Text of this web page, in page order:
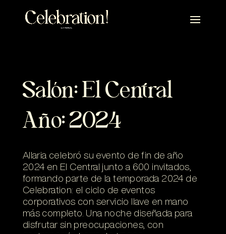
Salón: El Central
Año: 2024
Allaria celebró su evento de fin de año
2024 en El Central junto a 600 invitados,
formando parte de la temporada 2024 de
Celebration: el ciclo de eventos
corporativos con servicio llave en mano
más completo. Una noche diseñada para
disfrutar sin preocupaciones, con